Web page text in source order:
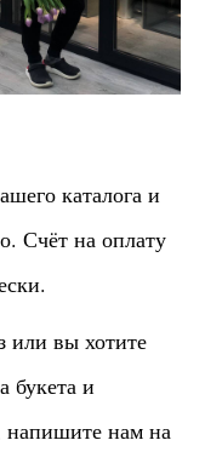
каталога и
Счёт на оплату
или вы хотите
букета и
напишите нам на